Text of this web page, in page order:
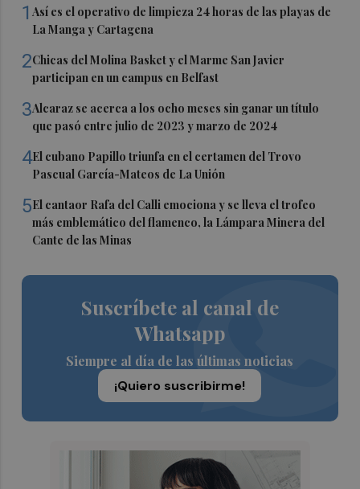
1Así es el operativo de limpieza 24 horas de las playas de
La Manga y Cartagena
2Chicas del Molina Basket y el Marme San Javier
participan en un campus en Belfast
3Alcaraz se acerca a los ocho meses sin ganar un título
que pasó entre julio de 2023 y marzo de 2024
4El cubano Papillo triunfa en el certamen del Trovo
Pascual García-Mateos de La Unión
5El cantaor Rafa del Calli emociona y se lleva el trofeo
más emblemático del flamenco, la Lámpara Minera del
Cante de las Minas
Suscríbete al canal de
Whatsapp
Siempre al día de las últimas noticias
¡Quiero suscribirme!